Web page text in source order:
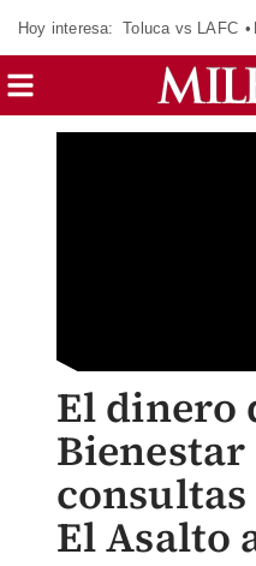
Hoy interesa: Toluca vs LAFC
El dinero
Bienestar
El Asalto